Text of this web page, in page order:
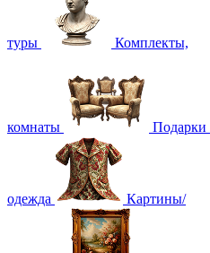
туры Комплекты,
комнаты Подарки
одежда Картины/